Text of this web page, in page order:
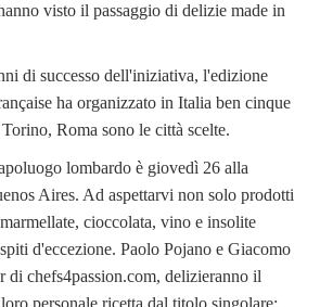
visto il passaggio di delizie made in
di successo dell'iniziativa, l'edizione
ha organizzato in Italia ben cinque
Roma sono le città scelte.
lombardo è giovedì 26 alla
Aires. Ad aspettarvi non solo prodotti
cioccolata, vino e insolite
d'eccezione. Paolo Pojano e Giacomo
chefs4passion.com, delizieranno il
personale ricetta dal titolo singolare: